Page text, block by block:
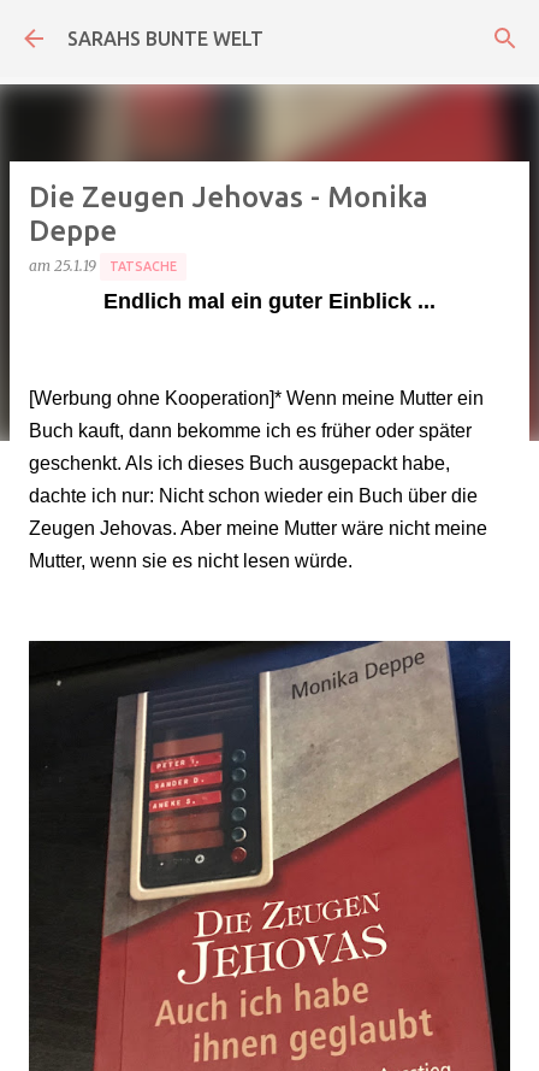
Direkt zum Hauptbereich
SARAHS BUNTE WELT
Die Zeugen Jehovas - Monika
Deppe
am 25.1.19 TATSACHE
Endlich mal ein guter Einblick ...
[Werbung ohne Kooperation]* Wenn meine Mutter ein
Buch kauft, dann bekomme ich es früher oder später
geschenkt. Als ich dieses Buch ausgepackt habe,
dachte ich nur: Nicht schon wieder ein Buch über die
Zeugen Jehovas. Aber meine Mutter wäre nicht meine
Mutter, wenn sie es nicht lesen würde.